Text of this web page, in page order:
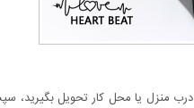
یا محل کار تحویل بگیرید،